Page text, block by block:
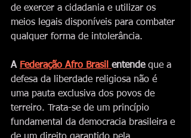
de exercer a cidadania e utilizar os
meios legais disponíveis para combater
qualquer forma de intolerância.
A Federação Afro Brasil entende que a
defesa da liberdade religiosa não é
uma pauta exclusiva dos povos de
terreiro. Trata-se de um princípio
fundamental da democracia brasileira e